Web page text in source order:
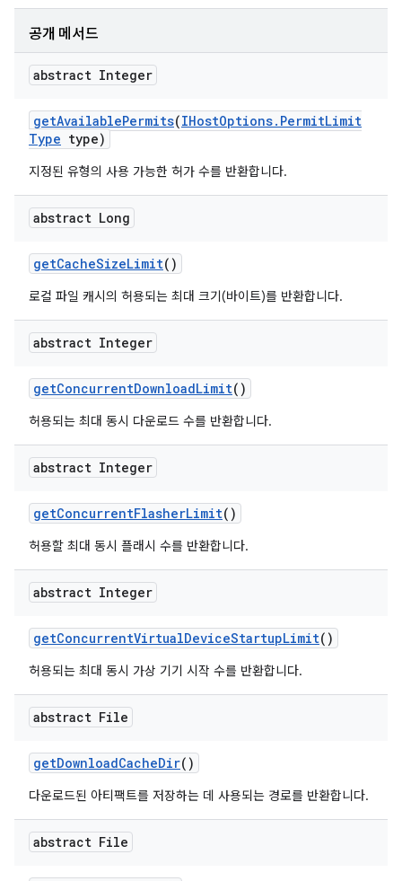
공개 메서드
abstract Integer
getAvailablePermits(IHostOptions. PermitLimit
Type type)
지정된 유형의 사용 가능한 허가 수를 반환합니다.
abstract Long
getCacheSizeLimit()
로컬 파일 캐시의 허용되는 최대 크기(바이트)를 반환합니다.
abstract Integer
getConcurrentDownloadLimit()
허용되는 최대 동시 다운로드 수를 반환합니다.
abstract Integer
getConcurrentFlasherLimit()
허용할 최대 동시 플래시 수를 반환합니다.
abstract Integer
getConcurrentVirtualDeviceStartupLimit()
허용되는 최대 동시 가상 기기 시작 수를 반환합니다.
abstract File
getDownloadCacheDir()
다운로드된 아티팩트를 저장하는 데 사용되는 경로를 반환합니다.
abstract File